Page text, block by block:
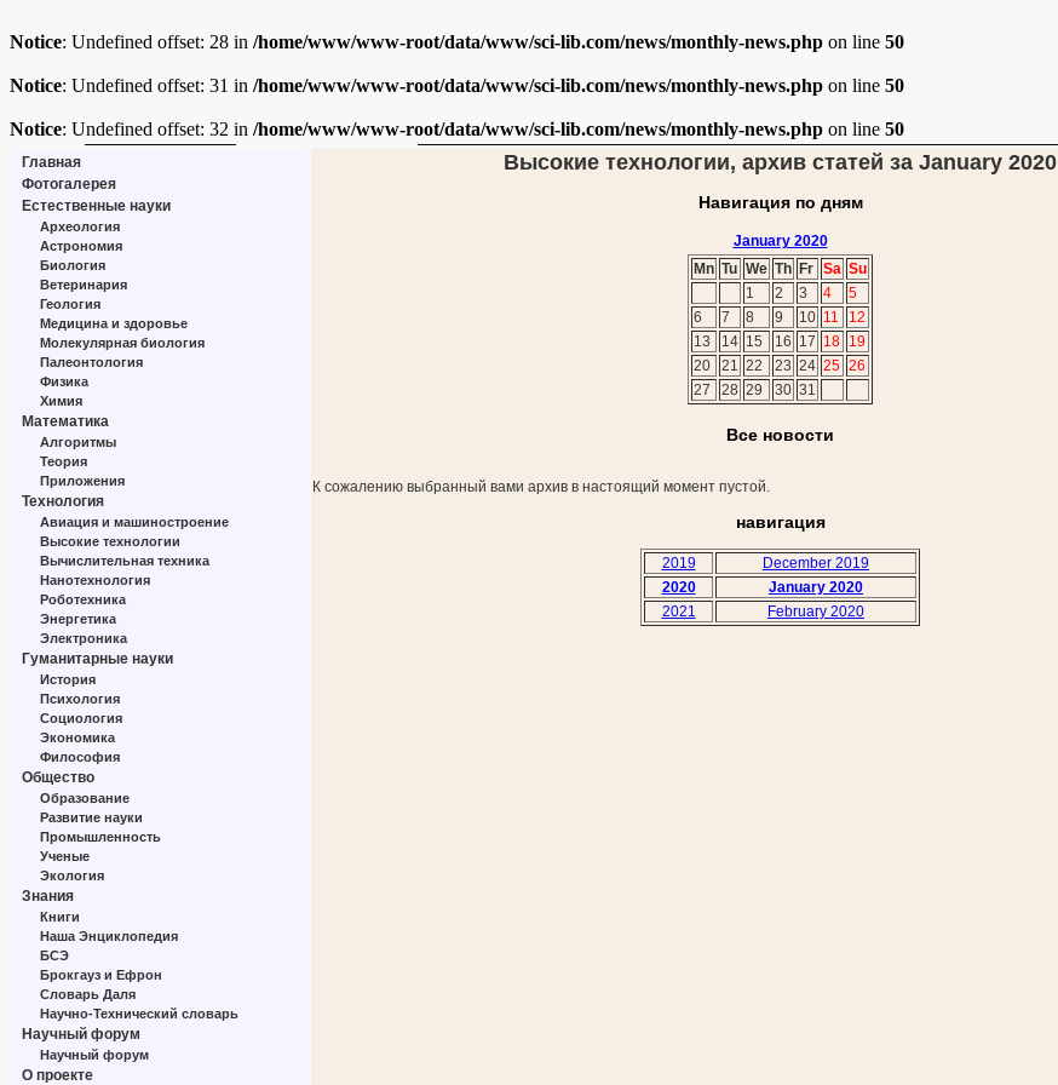
Notice: Undefined offset: 28 in /home/www/www-root/data/www/sci-lib.com/news/monthly-news.php on line 50
Notice: Undefined offset: 31 in /home/www/www-root/data/www/sci-lib.com/news/monthly-news.php on line 50
Notice: Undefined offset: 32 in /home/www/www-root/data/www/sci-lib.com/news/monthly-news.php on line 50
Главная
Фотогалерея
Естественные науки
Археология
Астрономия
Биология
Ветеринария
Геология
Медицина и здоровье
Молекулярная биология
Палеонтология
Физика
Химия
Математика
Алгоритмы
Теория
Приложения
Технология
Авиация и машиностроение
Высокие технологии
Вычислительная техника
Нанотехнология
Роботехника
Энергетика
Электроника
Гуманитарные науки
История
Психология
Социология
Экономика
Философия
Общество
Образование
Развитие науки
Промышленность
Ученые
Экология
Знания
Книги
Наша Энциклопедия
БСЭ
Брокгауз и Ефрон
Словарь Даля
Научно-Технический словарь
Научный форум
Научный форум
О проекте
Высокие технологии, архив статей за January 2020
Навигация по дням
January 2020
Mn Tu We Th Fr Sa Su
1
2 3 4
5
6
7 8 9 10 11
12
13
14 15 16 17 18 19
20
21 22 23 24 25 26
27
28 29 30 31
Все новости
К сожалению выбранный вами архив в настоящий момент пустой.
навигация
2019
December 2019
2020
January 2020
2021
February 2020